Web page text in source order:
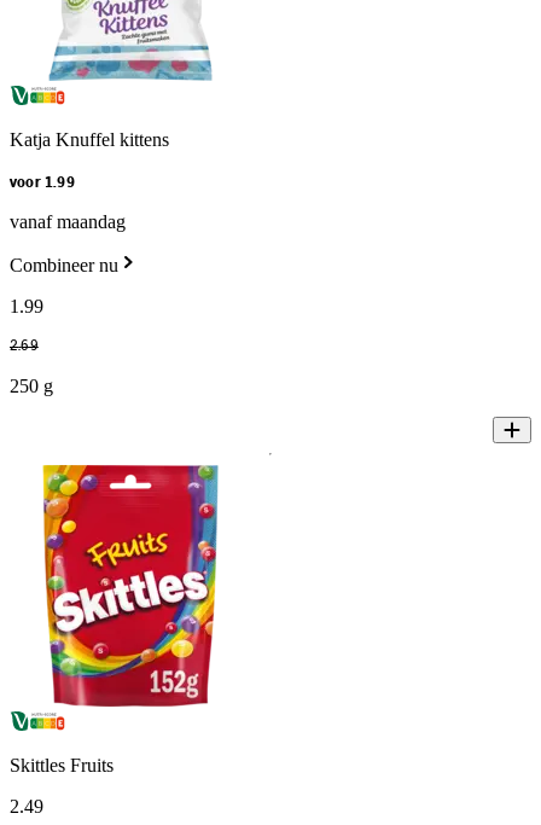
Katja Knuffel kittens
voor 1.99
vanaf maandag
Combineer nu
1 .99
2.69
250 g
Skittles Fruits
2.49